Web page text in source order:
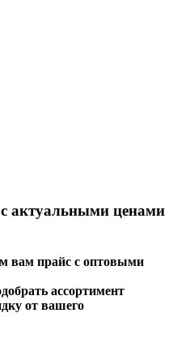
актуальными ценами
вам прайс с оптовыми
ассортимент
от вашего